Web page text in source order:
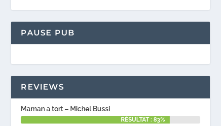
PAUSE PUB
REVIEWS
Maman a tort – Michel Bussi
RÉSULTAT : 83%